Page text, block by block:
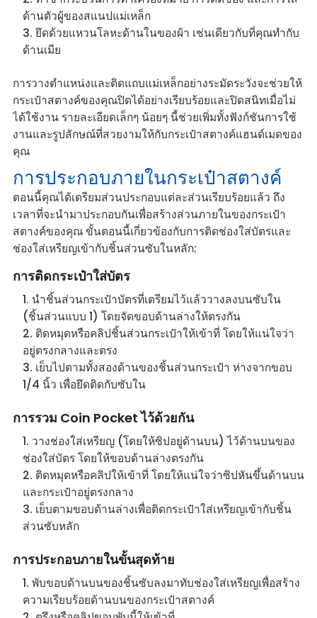
ด้านตัวผู้ของสแนปแม่เหล็ก
ยึดด้วยแหวนโลหะด้านในของผ้า เช่นเดียวกับที่คุณทำกับ
ด้านเมีย
การวางตำแหน่งและติดแถบแม่เหล็กอย่างระมัดระวังจะช่วยให้
กระเป๋าสตางค์ของคุณปิดได้อย่างเรียบร้อยและปิดสนิทเมื่อไม่
ได้ใช้งาน รายละเอียดเล็กๆ น้อยๆ นี้ช่วยเพิ่มทั้งฟังก์ชันการใช้
งานและรูปลักษณ์ที่สวยงามให้กับกระเป๋าสตางค์แฮนด์เมดของ
คุณ
การประกอบภายในกระเป๋าสตางค์
ตอนนี้คุณได้เตรียมส่วนประกอบแต่ละส่วนเรียบร้อยแล้ว ถึง
เวลาที่จะนำมาประกอบกันเพื่อสร้างส่วนภายในของกระเป๋า
สตางค์ของคุณ ขั้นตอนนี้เกี่ยวข้องกับการติดช่องใส่บัตรและ
ช่องใส่เหรียญเข้ากับชิ้นส่วนซับในหลัก:
การติดกระเป๋าใส่บัตร
นำชิ้นส่วนกระเป๋าบัตรที่เตรียมไว้แล้ววางลงบนซับใน
(ชิ้นส่วนแบบ 1) โดยจัดขอบด้านล่างให้ตรงกัน
ติดหมุดหรือคลิปชิ้นส่วนกระเป๋าให้เข้าที่ โดยให้แน่ใจว่า
อยู่ตรงกลางและตรง
เย็บไปตามทั้งสองด้านของชิ้นส่วนกระเป๋า ห่างจากขอบ
1/4 นิ้ว เพื่อยึดติดกับซับใน
การรวม Coin Pocket ไว้ด้วยกัน
วางช่องใส่เหรียญ (โดยให้ซิปอยู่ด้านบน) ไว้ด้านบนของ
ช่องใส่บัตร โดยให้ขอบด้านล่างตรงกัน
ติดหมุดหรือคลิปให้เข้าที่ โดยให้แน่ใจว่าซิปหันขึ้นด้านบน
และกระเป๋าอยู่ตรงกลาง
เย็บตามขอบด้านล่างเพื่อติดกระเป๋าใส่เหรียญเข้ากับชิ้น
ส่วนซับหลัก
การประกอบภายในขั้นสุดท้าย
พับขอบด้านบนของชิ้นซับลงมาทับช่องใส่เหรียญเพื่อสร้าง
ความเรียบร้อยด้านบนของกระเป๋าสตางค์